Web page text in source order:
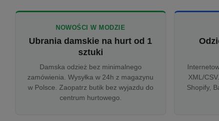
NOWOŚCI W MODZIE
Ubrania damskie na hurt od 1
sztuki
Damska odzież bez minimalnego
zamówienia. Wysyłka w 24h z magazynu
w Polsce. Zaopatrz butik bez wyjazdu do
centrum hurtowego.
XML/
Shopify,